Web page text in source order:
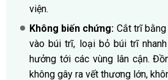
viện.
Không biến chứng: Cắt trĩ
vào búi trĩ, loại bỏ búi trĩ
hưởng tới các vùng lân cận.
không gây ra vết thương lớn,